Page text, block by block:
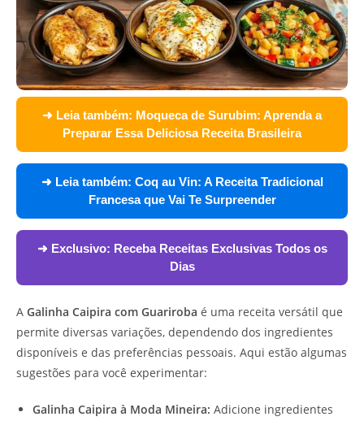
➜ Leia também: Moqueca de Surubim: Aprenda a
Preparar Essa Deliciosa Receita Brasileira
➜ Leia também: Coq au Vin: A Receita Tradicional
Francesa que Vai Te Surpreender
➜ Exclusivo: Receba Receitas Exclusivas Todos os
Dias
A Galinha Caipira com Guariroba é uma receita versátil que
permite diversas variações, dependendo dos ingredientes
disponíveis e das preferências pessoais. Aqui estão algumas
sugestões para você experimentar:
Galinha Caipira à Moda Mineira: Adicione ingredientes